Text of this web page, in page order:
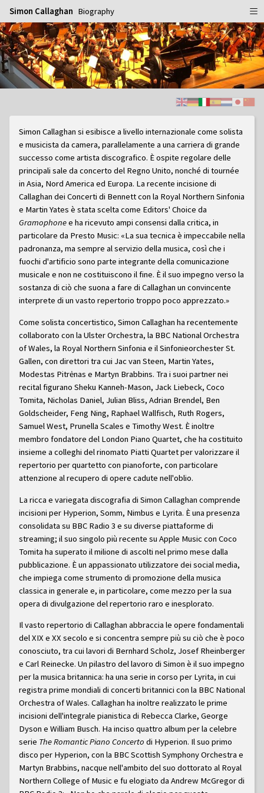
Simon Callaghan Biography
Home
Schedule
Info
Repertoire
Gallery
Publicity Shots
In Concert
Rehearsal & Recording
Flyers
People
Media
Reviews
CDs
Contact
Simon Callaghan si esibisce a livello internazionale come solista
e musicista da camera, parallelamente a una carriera di grande
successo come artista discografico. È ospite regolare delle
principali sale da concerto del Regno Unito, nonché di tournée
in Asia, Nord America ed Europa. La recente incisione di
Callaghan dei Concerti di Bennett con la Royal Northern Sinfonia
e Martin Yates è stata scelta come Editors' Choice da
Gramophonee ha ricevuto ampi consensi dalla critica, in
particolare da Presto Music: «La sua tecnica è impeccabile nella
padronanza, ma sempre al servizio della musica, così che i
fuochi d'artificio sono parte integrante della comunicazione
musicale e non ne costituiscono il fine. È il suo impegno verso la
sostanza di ciò che suona a fare di Callaghan un convincente
interprete di un vasto repertorio troppo poco apprezzato.»
Come solista concertistico, Simon Callaghan ha recentemente
collaborato con la Ulster Orchestra, la BBC National Orchestra
of Wales, la Royal Northern Sinfonia e il Sinfonieorchester St.
Gallen, con direttori tra cui Jac van Steen, Martin Yates,
Modestas Pitrėnas e Martyn Brabbins. Tra i suoi partner nei
recital figurano Sheku Kanneh-Mason, Jack Liebeck, Coco
Tomita, Nicholas Daniel, Julian Bliss, Adrian Brendel, Ben
Goldscheider, Feng Ning, Raphael Wallfisch, Ruth Rogers,
Samuel West, Prunella Scales e Timothy West. È inoltre
membro fondatore del London Piano Quartet, che ha costituito
insieme a colleghi del rinomato Piatti Quartet per valorizzare il
repertorio per quartetto con pianoforte, con particolare
attenzione al recupero di opere cadute nell'oblio.
La ricca e variegata discografia di Simon Callaghan comprende
incisioni per Hyperion, Somm, Nimbus e Lyrita. È una presenza
consolidata su BBC Radio 3 e su diverse piattaforme di
streaming; il suo singolo più recente su Apple Music con Coco
Tomita ha superato il milione di ascolti nel primo mese dalla
pubblicazione. È un appassionato utilizzatore dei social media,
che impiega come strumento di promozione della musica
classica in generale e, in particolare, come mezzo per la sua
opera di divulgazione del repertorio raro e inesplorato.
Il vasto repertorio di Callaghan abbraccia le opere fondamentali
del XIX e XX secolo e si concentra sempre più su ciò che è poco
conosciuto, tra cui lavori di Bernhard Scholz, Josef Rheinberger
e Carl Reinecke. Un pilastro del lavoro di Simon è il suo impegno
per la musica britannica: ha una serie in corso per Lyrita, in cui
registra prime mondiali di concerti britannici con la BBC National
Orchestra of Wales. Callaghan ha inoltre realizzato le prime
incisioni dell'integrale pianistica di Rebecca Clarke, George
Dyson e William Busch. Ha inciso quattro album per la celebre
serie The Romantic Piano Concerto di Hyperion. Il suo primo
disco per Hyperion, con la BBC Scottish Symphony Orchestra e
Martyn Brabbins, nacque nell'ambito del suo dottorato al Royal
Northern College of Music e fu elogiato da Andrew McGregor di